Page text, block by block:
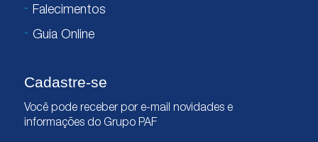
Falecimentos
Guia Online
Cadastre-se
Você pode receber por e-mail novidades e
informações do Grupo PAF